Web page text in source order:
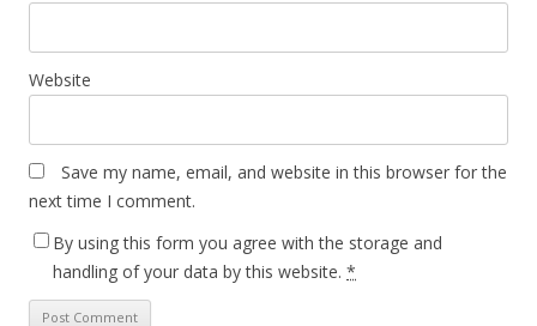
Website
Save my name, email, and website in this browser for the
next time I comment.
By using this form you agree with the storage and
handling of your data by this website. *